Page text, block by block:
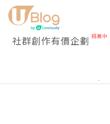
社群創作有價企劃